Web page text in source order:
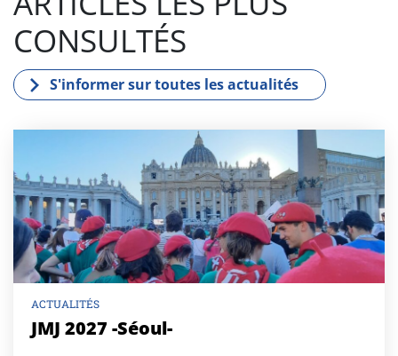
CONSULTÉS
S'informer sur toutes les actualités
ACTUALITÉS
JMJ 2027 -Séoul-